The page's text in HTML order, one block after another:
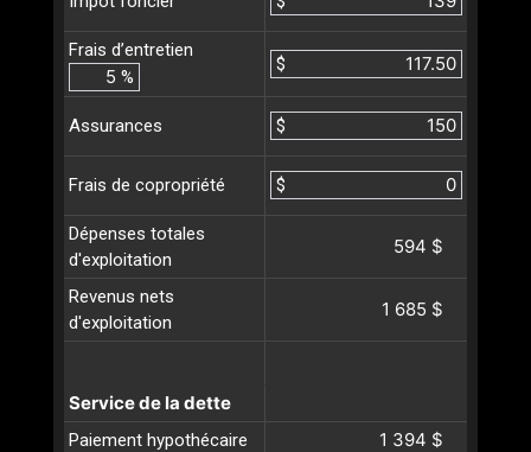
Frais d’entretien
%
$
Assurances $
Frais de copropriété $
Dépenses totales
d'exploitation
594 $
Revenus nets
d'exploitation
1 685 $
Service de la dette
Paiement hypothécaire 1 394 $